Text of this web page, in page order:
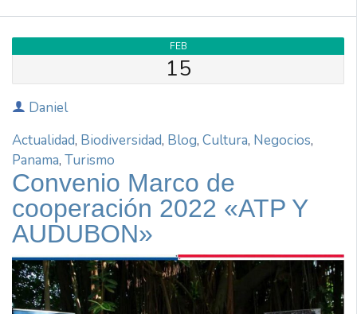
FEB
15
Daniel
Actualidad, Biodiversidad, Blog, Cultura, Negocios,
Panama, Turismo
Convenio Marco de
cooperación 2022 «ATP Y
AUDUBON»